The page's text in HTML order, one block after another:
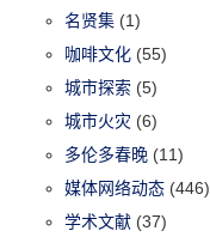
名贤集 (1)
咖啡文化 (55)
城市探索 (5)
城市火灾 (6)
多伦多春晚 (11)
媒体网络动态 (446)
学术文献 (37)